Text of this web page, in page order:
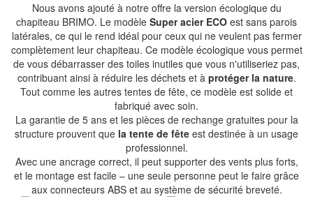
Nous avons ajouté à notre offre la version écologique du
chapiteau BRIMO. Le modèle Super acier ECO est sans parois
latérales, ce qui le rend idéal pour ceux qui ne veulent pas fermer
complètement leur chapiteau. Ce modèle écologique vous permet
de vous débarrasser des toiles inutiles que vous n'utiliseriez pas,
contribuant ainsi à réduire les déchets et à protéger la nature.
Tout comme les autres tentes de fête, ce modèle est solide et
fabriqué avec soin.
La garantie de 5 ans et les pièces de rechange gratuites pour la
structure prouvent que la tente de fête est destinée à un usage
professionnel.
Avec une ancrage correct, il peut supporter des vents plus forts,
et le montage est facile – une seule personne peut le faire grâce
aux connecteurs ABS et au système de sécurité breveté.